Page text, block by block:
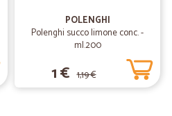
POLENGHI
Polenghi succo limone conc. -
ml.200
1 € 1,19 €